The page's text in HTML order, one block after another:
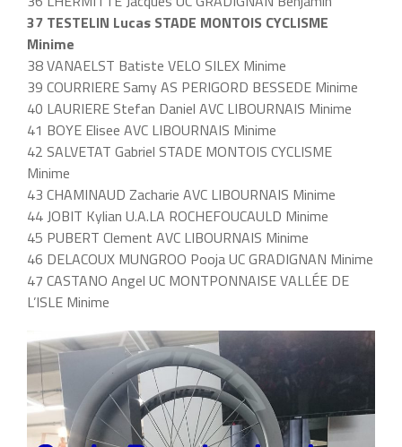
37 TESTELIN Lucas STADE MONTOIS CYCLISME
Minime
38 VANAELST Batiste VELO SILEX Minime
39 COURRIERE Samy AS PERIGORD BESSEDE Minime
40 LAURIERE Stefan Daniel AVC LIBOURNAIS Minime
41 BOYE Elisee AVC LIBOURNAIS Minime
42 SALVETAT Gabriel STADE MONTOIS CYCLISME
Minime
43 CHAMINAUD Zacharie AVC LIBOURNAIS Minime
44 JOBIT Kylian U.A.LA ROCHEFOUCAULD Minime
45 PUBERT Clement AVC LIBOURNAIS Minime
46 DELACOUX MUNGROO Pooja UC GRADIGNAN Minime
47 CASTANO Angel UC MONTPONNAISE VALLÉE DE
L’ISLE Minime